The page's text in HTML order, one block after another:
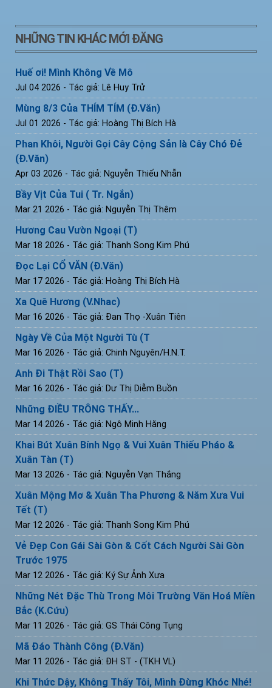
NHỮNG TIN KHÁC MỚI ĐĂNG
Huế ơi! Mình Không Về Mô
Jul 04 2026 - Tác giả: Lê Huy Trử
Mùng 8/3 Của THÍM TÍM (Đ.Văn)
Jul 01 2026 - Tác giả: Hoàng Thị Bích Hà
Phan Khôi, Người Gọi Cây Cộng Sản là Cây Chó Đẻ
(Đ.Văn)
Apr 03 2026 - Tác giả: Nguyễn Thiếu Nhẫn
Bầy Vịt Của Tui ( Tr. Ngắn)
Mar 21 2026 - Tác giả: Nguyễn Thị Thêm
Hương Cau Vườn Ngoại (T)
Mar 18 2026 - Tác giả: Thanh Song Kim Phú
Đọc Lại CỔ VĂN (Đ.Văn)
Mar 17 2026 - Tác giả: Hoàng Thị Bích Hà
Xa Quê Hương (V.Nhac)
Mar 16 2026 - Tác giả: Đan Thọ -Xuân Tiên
Ngày Về Của Một Người Tù (T
Mar 16 2026 - Tác giả: Chinh Nguyên/H.N.T.
Anh Đi Thật Rồi Sao (T)
Mar 16 2026 - Tác giả: Dư Thị Diễm Buồn
Những ĐIỀU TRÔNG THẤY...
Mar 14 2026 - Tác giả: Ngô Minh Hằng
Khai Bút Xuân Bính Ngọ & Vui Xuân Thiếu Pháo &
Xuân Tàn (T)
Mar 13 2026 - Tác giả: Nguyễn Vạn Thắng
Xuân Mộng Mơ & Xuân Tha Phương & Năm Xưa Vui
Tết (T)
Mar 12 2026 - Tác giả: Thanh Song Kim Phú
Vẻ Đẹp Con Gái Sài Gòn & Cốt Cách Người Sài Gòn
Trước 1975
Mar 12 2026 - Tác giả: Ký Sự Ảnh Xưa
Những Nét Đặc Thù Trong Môi Trường Văn Hoá Miền
Bắc (K.Cứu)
Mar 11 2026 - Tác giả: GS Thái Công Tụng
Mã Đáo Thành Công (Đ.Văn)
Mar 11 2026 - Tác giả: ĐH ST - (TKH VL)
Khi Thức Dậy, Không Thấy Tôi, Mình Đừng Khóc Nhé!